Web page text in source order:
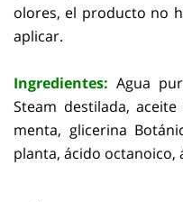
olores, el producto no
aplicar.
Ingredientes: Agua
Steam destilada,
menta, glicerina
planta, ácido octanoico,